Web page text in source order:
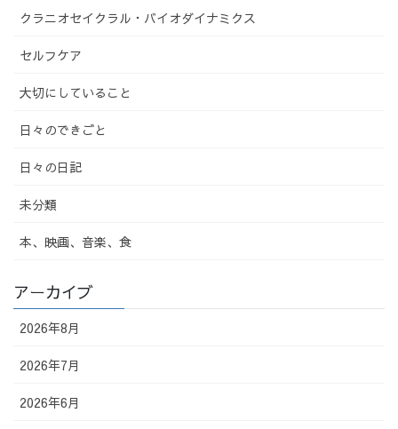
クラニオセイクラル・バイオダイナミクス
セルフケア
大切にしていること
日々のできごと
日々の日記
未分類
本、映画、音楽、食
アーカイブ
2026年8月
2026年7月
2026年6月